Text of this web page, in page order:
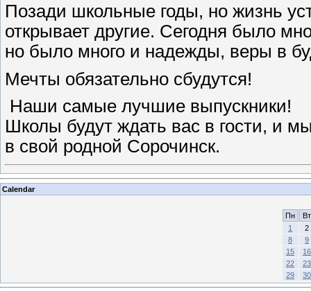
Позади школьные годы, но жизнь
открывает другие. Сегодня было
но было много и надежды, веры в
Мечты обязательно сбудутся!
Наши самые лучшие выпускники!
Школы будут ждать вас в гости, и
в свой родной Сорочинск.
Calendar
Пн
Вт
1
2
8
9
15
16
22
23
29
30